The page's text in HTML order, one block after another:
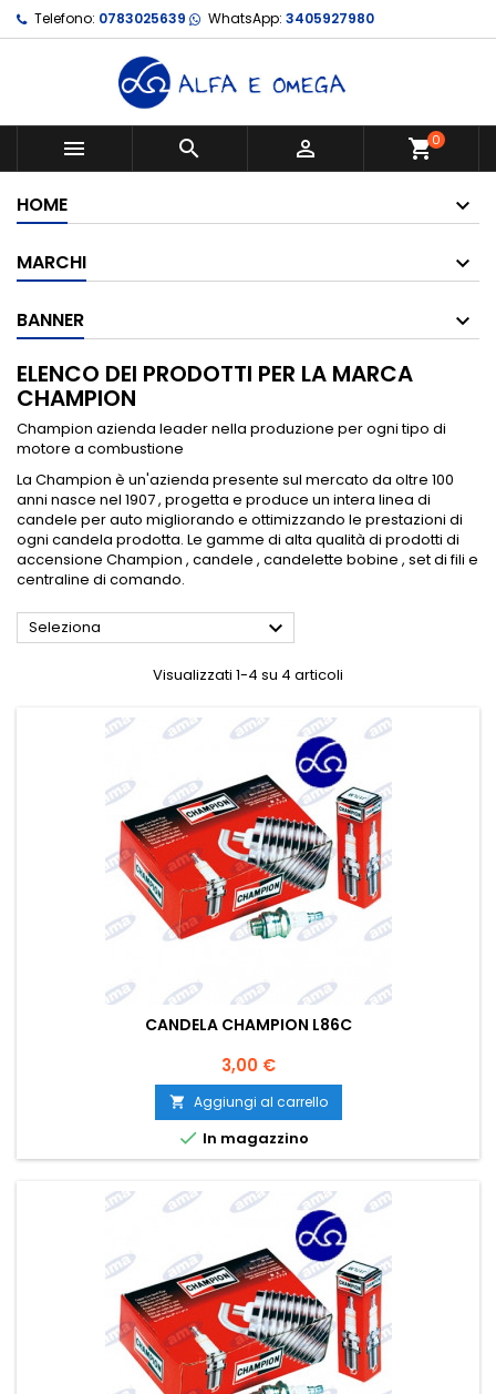
Telefono: 0783025639 WhatsApp: 3405927980
   shopping_cart0
HOME
MARCHI
BANNER
ELENCO DEI PRODOTTI PER LA MARCA
CHAMPION
Champion azienda leader nella produzione per ogni tipo di
motore a combustione
La Champion è un'azienda presente sul mercato da oltre 100
anni nasce nel 1907 , progetta e produce un intera linea di
candele per auto migliorando e ottimizzando le prestazioni di
ogni candela prodotta. Le gamme di alta qualità di prodotti di
accensione Champion , candele , candelette bobine , set di fili e
centraline di comando.
Seleziona 
Visualizzati 1-4 su 4 articoli
CANDELA CHAMPION L86C
Prezzo
3,00 €
 Aggiungi al carrello
 In magazzino